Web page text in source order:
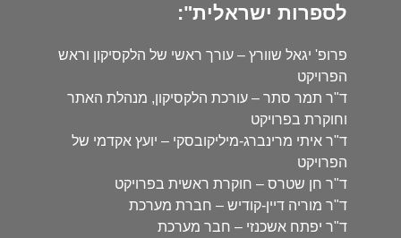
לספרות ישראלית":
פרופ' יגאל שוורץ – עורך ראשי של הלקסיקון וראש
הפרויקט
ד"ר תמר סתר – עורכת הלקסיקון, מנהלת האתר
וחוקרת בפרויקט
ד"ר איתי מרינברג-מיליקובסקי – יועץ אקדמי של
הפרויקט
ד"ר חן שטרס – חוקרת ראשית בפרויקט
ד"ר מוריה דיין-קודיש – חברת מערכת
ד"ר יפתח אשכנזי – חבר מערכת